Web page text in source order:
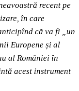
recent pe
în care
că va fi „un
Europene și al
al României în
acest instrument